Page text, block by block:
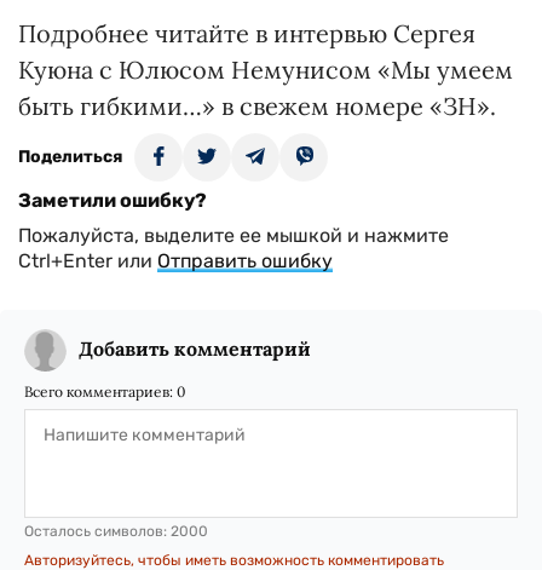
Подробнее читайте в интервью Сергея
Куюна с Юлюсом Немунисом «Мы умеем
быть гибкими…» в свежем номере «ЗН».
Поделиться
Заметили ошибку?
Пожалуйста, выделите ее мышкой и нажмите
Ctrl+Enter или Отправить ошибку
Добавить комментарий
Всего комментариев: 0
Осталось символов: 2000
Авторизуйтесь, чтобы иметь возможность комментировать